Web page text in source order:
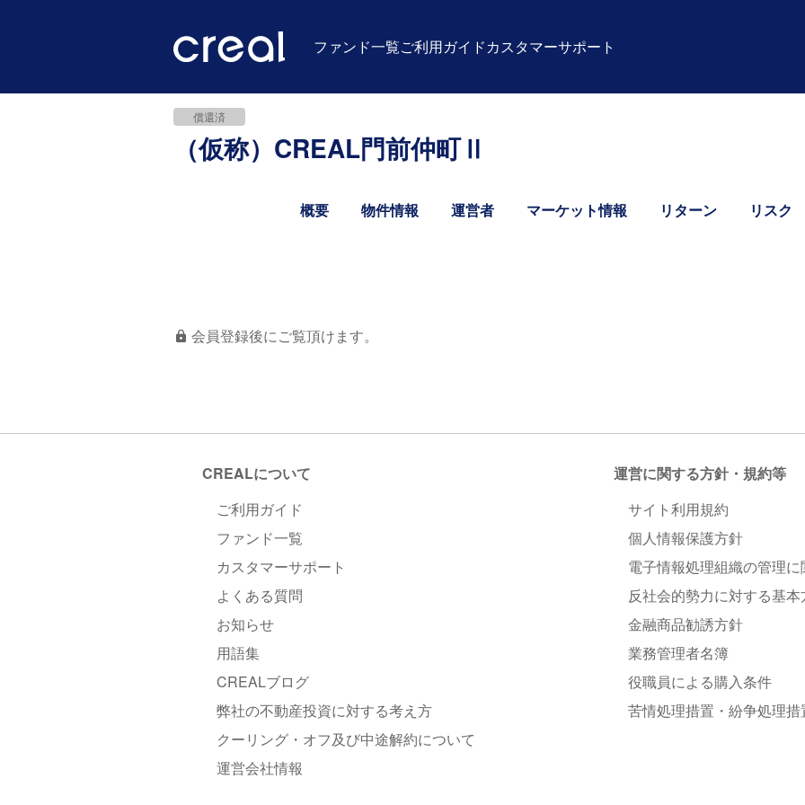
ファンド一覧ご利用ガイドカスタマーサポート
償還済
（仮称）CREAL門前仲町Ⅱ
概要 物件情報 運営者 マーケット情報 リターン リスク
会員登録後にご覧頂けます。
CREALについて
ご利用ガイド
ファンド一覧
カスタマーサポート
よくある質問
お知らせ
用語集
CREALブログ
弊社の不動産投資に対する考え方
クーリング・オフ及び中途解約について
運営会社情報
運営に関する方針・規約等
サイト利用規約
個人情報保護方針
電子情報処理組織の管理
反社会的勢力に対する基本
金融商品勧誘方針
業務管理者名簿
役職員による購入条件
苦情処理措置・紛争処理措